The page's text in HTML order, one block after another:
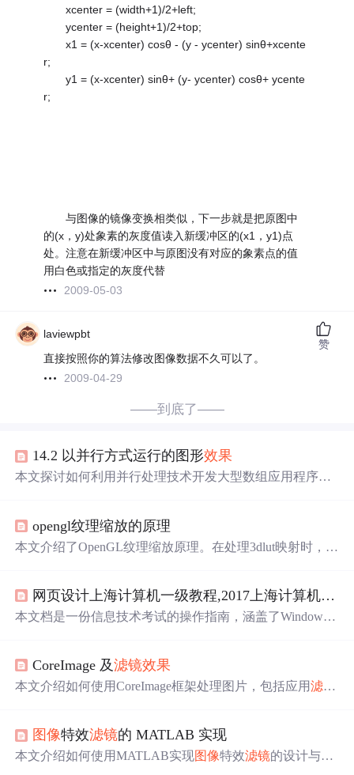
xcenter = (width+1)/2+left;
ycenter = (height+1)/2+top;
x1 = (x-xcenter) cosθ - (y - ycenter) sinθ+xcente
r;
y1 = (x-xcenter) sinθ+ (y- ycenter) cosθ+ ycente
r;
与图像的镜像变换相类似，下一步就是把原图中
的(x，y)处象素的灰度值读入新缓冲区的(x1，y1)点
处。注意在新缓冲区中与原图没有对应的象素点的值
用白色或指定的灰度代替
2009-05-03
laviewpbt
直接按照你的算法修改图像数据不久可以了。
2009-04-29
赞
——到底了——
14.2 以并行方式运行的图形效果
本文探讨如何利用并行处理技术开发大型数组应用程序，
opengl纹理缩放的原理
本文介绍了OpenGL纹理缩放原理。在处理3dlut映射时，lut
余像素插值，纹理重复设置影响放大效果，插值方式有线
性插值等。还提及缩小原理可参考相关网站。
网页设计上海计算机一级教程,2017上海计算机一级8套考试题.pdf-文档在线预览...
本文档是一份信息技术考试的操作指南，涵盖了Windows
解压缩文件、设置快捷方式等。在PowerPoint中修改幻灯
片主题、添加幻灯片编号、设置超链接等。在Excel中计算
表单元素等内容。最后在图像处理中，使用Photoshop进行
图像 合成、 滤镜效果 和文字编辑。
CoreImage 及滤镜效果
本文介绍如何使用CoreImage框架处理图片，包括应用滤镜
法，并通过实例演示了如何创建和应用CIFilter。
图像特效滤镜的 MATLAB 实现
本文介绍如何使用MATLAB实现图像特效滤镜的设计与应